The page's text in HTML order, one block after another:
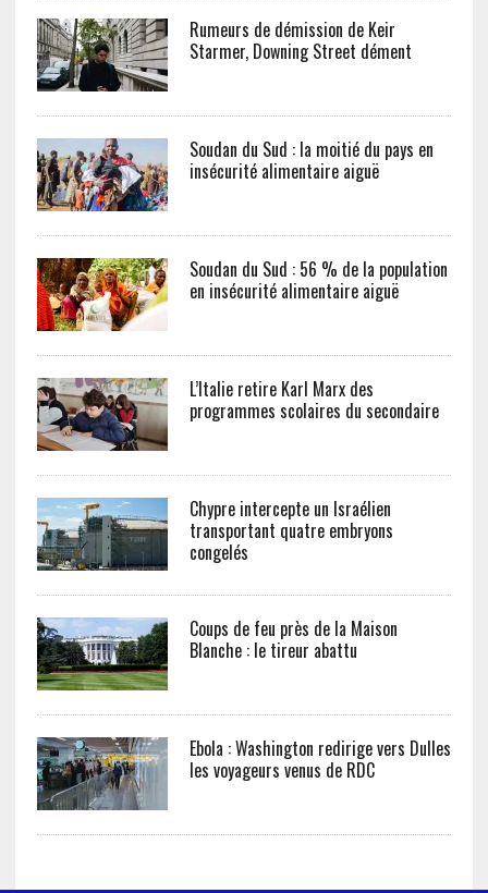
Rumeurs de démission de Keir
Starmer, Downing Street dément
Soudan du Sud : la moitié du pays en
insécurité alimentaire aiguë
Soudan du Sud : 56 % de la population
en insécurité alimentaire aiguë
L’Italie retire Karl Marx des
programmes scolaires du secondaire
Chypre intercepte un Israélien
transportant quatre embryons
congelés
Coups de feu près de la Maison
Blanche : le tireur abattu
Ebola : Washington redirige vers Dulles
les voyageurs venus de RDC